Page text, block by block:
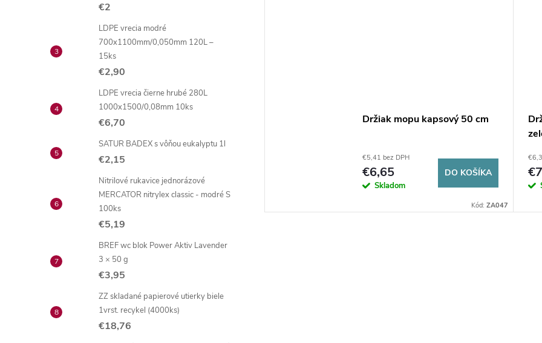
€2
LDPE vrecia modré
700x1100mm/0,050mm 120L –
15ks
€2,90
LDPE vrecia čierne hrubé 280L
1000x1500/0,08mm 10ks
€6,70
SATUR BADEX s vôňou eukalyptu 1l
€2,15
Nitrilové rukavice jednorázové
MERCATOR nitrylex classic - modré S
100ks
€5,19
BREF wc blok Power Aktiv Lavender
3 × 50 g
€3,95
ZZ skladané papierové utierky biele
1vrst. recykel (4000ks)
€18,76
Držiak mopu kapsový 50 cm
€5,41 bez DPH
€6,65
Skladom
DO KOŠÍKA
Kód: ZA047